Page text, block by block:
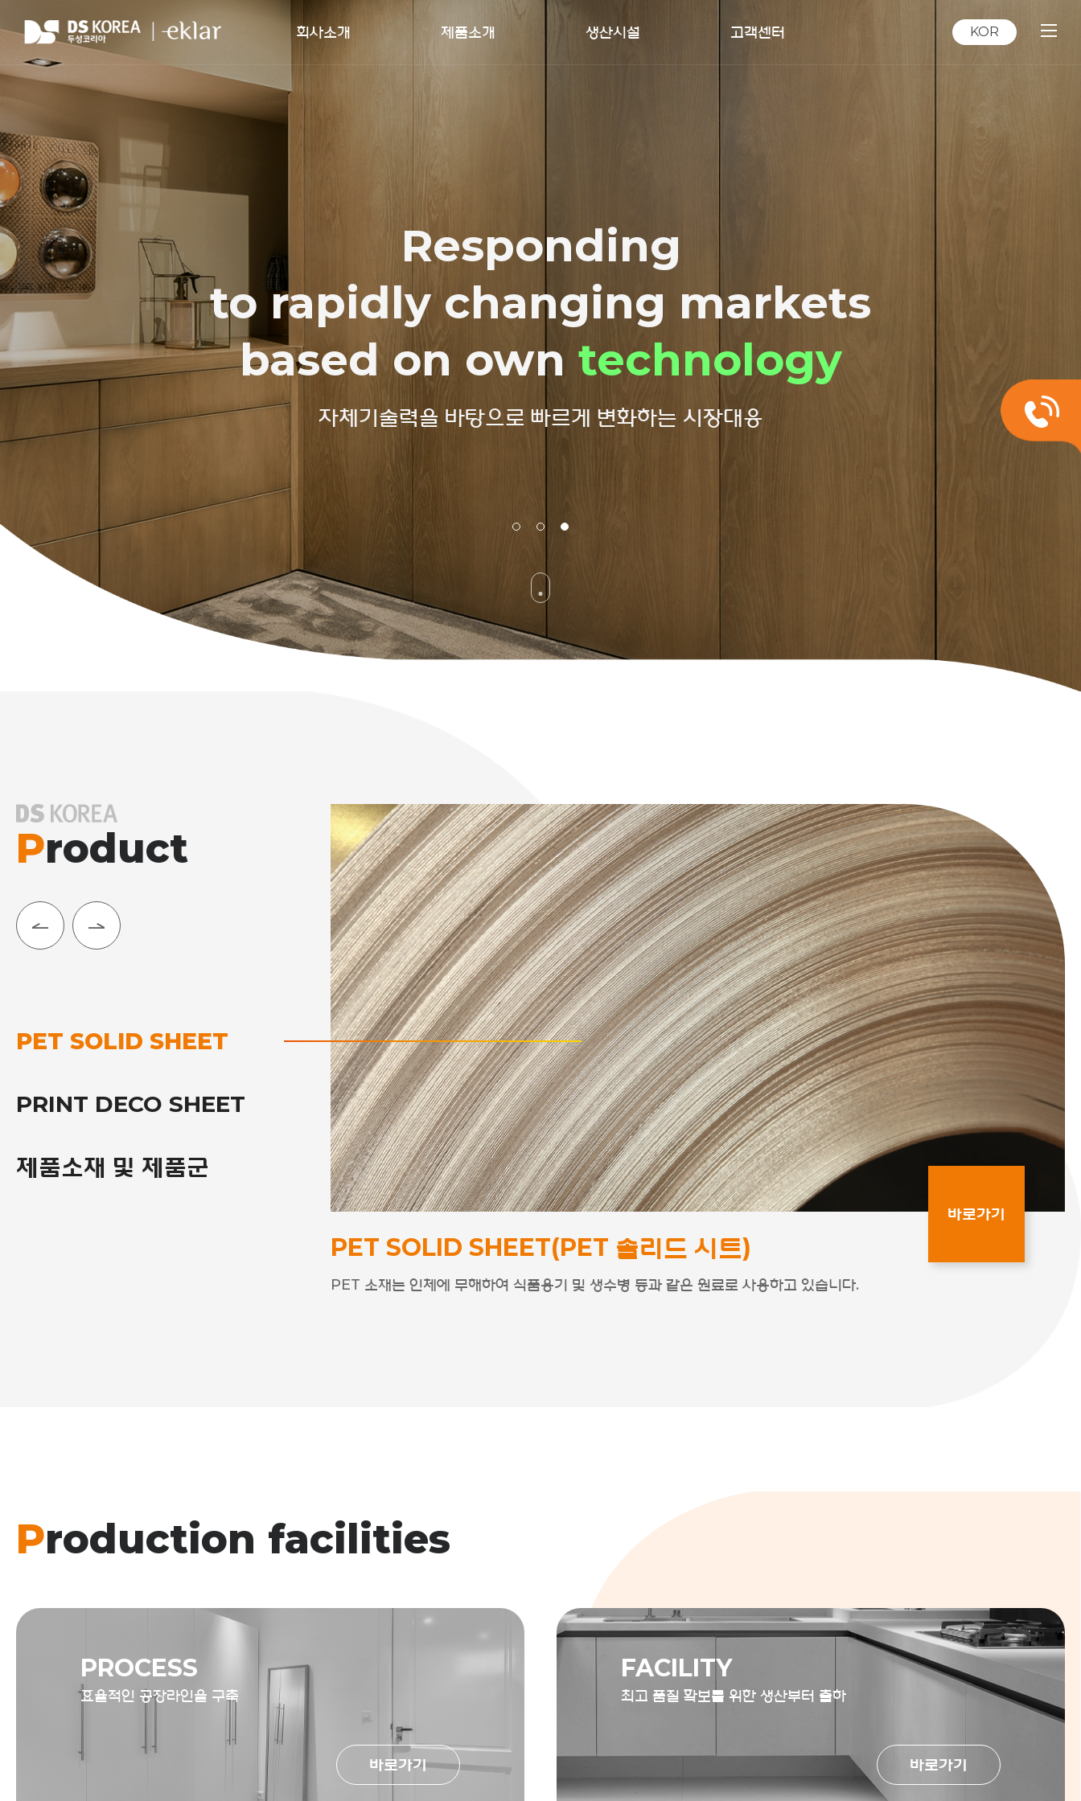
회사소개
기업개요
경영이념
오시는길
제품소개
제품소재 및 제품군
생산시설 고객센터 KOR
Leading the PET industry
with outstandingtechnology
DS KOREA
뛰어난 기술력. PET업계를선도해나아가는 두성코리아
I will create a space
with nature with constant
technologyand effort
끊임없는 기술과 노력으로 자연과 함께하는 공간을 만들겠습니다
Responding
to rapidly changing markets
based on own technology
자체기술력을 바탕으로 빠르게 변화하는 시장대응
Product
PET SOLID SHEET
PRINT DECO SHEET
제품소재 및 제품군
PET SOLID SHEET(PET 솔리드 시트)
PET 소재는 인체에 무해하여 식품용기 및 생수병 등과 같은 원료로 사용하고 있습니다.
바로가기
PRINT DECO SHEET
제품소재 및 제품군
Production facilities
PROCESS
효율적인 공장라인을 구축
바로가기
FACILITY
최고 품질 확보를 위한 생산부터 출하
바로가기